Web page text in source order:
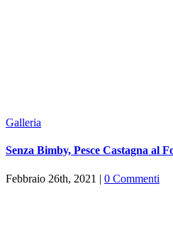
Galleria
Senza Bimby, Pesce Castagna al
Febbraio 26th, 2021 | 0 Commenti